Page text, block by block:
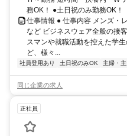
務OK！ ●土日祝のみ勤務OK
仕事情報 ● 仕事内容 メンズ・
など ビジネスウェア全般の接
スマンや就職活動を控えた学
ど、様々...
社員登用あり 土日祝のみOK 主婦・
同じ企業の求人
正社員